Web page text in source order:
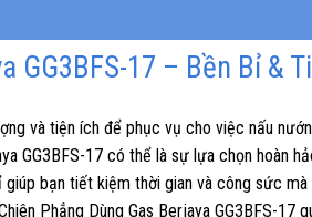
GG3BFS-17 – Bền Bỉ &
và tiện ích để phục vụ cho việc nấu
GG3BFS-17 có thể là sự lựa chọn hoàn
bạn tiết kiệm thời gian và công sức
Phẳng Dùng Gas Berjaya GG3BFS-17